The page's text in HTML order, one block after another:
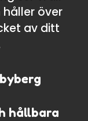
över
av ditt
hållbara